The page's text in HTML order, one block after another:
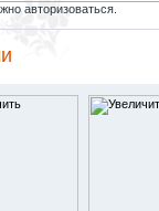
авторизоваться.